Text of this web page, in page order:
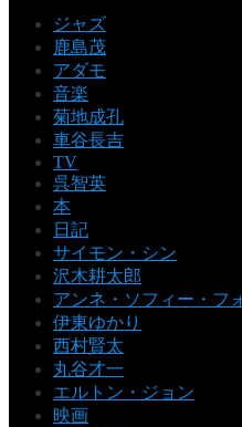
ジャズ
鹿島茂
アダモ
音楽
菊地成孔
車谷長吉
TV
呉智英
本
日記
サイモン・シン
沢木耕太郎
アンネ・ソフィー・フ
伊東ゆかり
西村賢太
丸谷才一
エルトン・ジョン
映画